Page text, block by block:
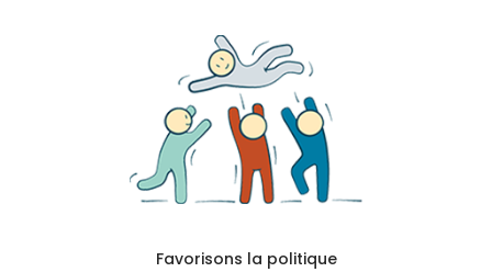
Favorisons la politique